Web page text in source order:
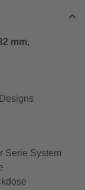
mm,
Serie System